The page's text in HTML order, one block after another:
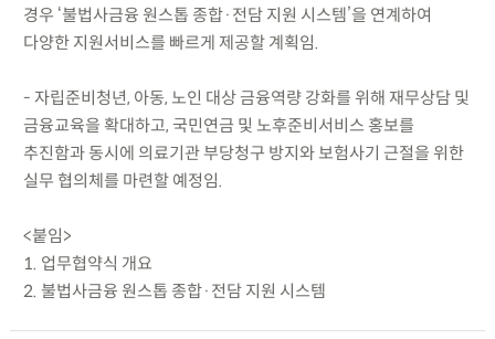
경우 ‘불법사금융 원스톱 종합·전담 지원 시스템’을 연계하여
다양한 지원서비스를 빠르게 제공할 계획임.
- 자립준비청년, 아동, 노인 대상 금융역량 강화를 위해 재무상담 및
금융교육을 확대하고, 국민연금 및 노후준비서비스 홍보를
추진함과 동시에 의료기관 부당청구 방지와 보험사기 근절을 위한
실무 협의체를 마련할 예정임.
<붙임>
1. 업무협약식 개요
2. 불법사금융 원스톱 종합·전담 지원 시스템